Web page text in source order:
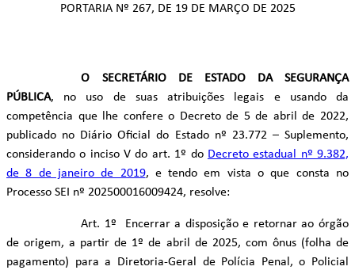
PORTARIA Nº 267, DE 19 DE MARÇO DE 2025
O SECRETÁRIO DE ESTADO DA SEGURANÇA
PÚBLICA, no uso de suas atribuições legais e usando da
competência que lhe confere o Decreto de 5 de abril de 2022,
publicado no Diário Oficial do Estado nº 23.772 – Suplemento,
considerando o inciso V do art. 1º do Decreto estadual nº 9.382,
de 8 de janeiro de 2019, e tendo em vista o que consta no
Processo SEI nº 202500016009424, resolve:
Art. 1º Encerrar a disposição e retornar ao órgão
de origem, a partir de 1º de abril de 2025, com ônus (folha de
pagamento) para a Diretoria-Geral de Polícia Penal, o Policial